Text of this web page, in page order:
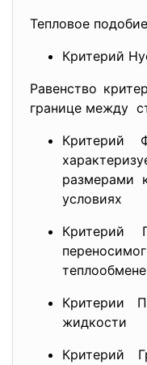
Тепловое
Критерий
Равенство
границе между
Критерий
размерами
условиях
Критерий
теплообмене
Критерии
жидкости
Критерий